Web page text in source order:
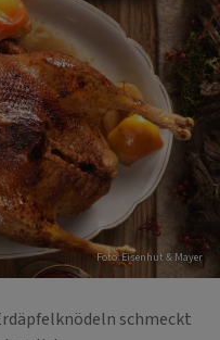
Foto: Eisenhut & Mayer
schmeckt